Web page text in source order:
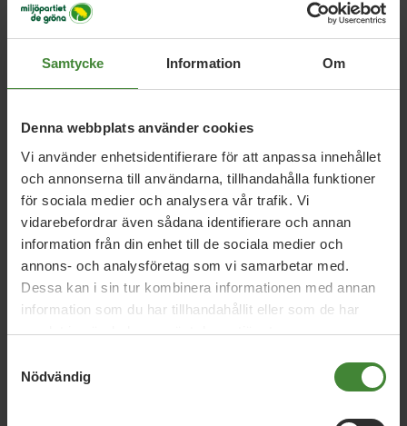
Samtycke Information Om
Denna webbplats använder cookies
Vi använder enhetsidentifierare för att anpassa innehållet
och annonserna till användarna, tillhandahålla funktioner
för sociala medier och analysera vår trafik. Vi
vidarebefordrar även sådana identifierare och annan
information från din enhet till de sociala medier och
annons- och analysföretag som vi samarbetar med.
Dessa kan i sin tur kombinera informationen med annan
information som du har tillhandahållit eller som de har
samlat in när du har använt deras tjänster.
Nödvändig
Relaterade nyheter
Debatt: Sjukhusmaten kan stärka både
beredskap och lantbruk
Uppsala län, 18 juni 2026
Debatt: Tillfälliga rabatter räcker inte –
Sverige behöver en riktig
kollektivtrafiksatsning